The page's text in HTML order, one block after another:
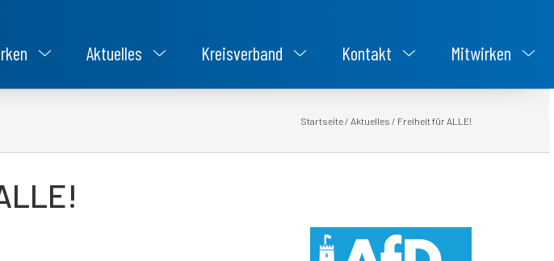
Aktuelles Kreisverband Kontakt Mitwirken
Startseite / Aktuelles / Freiheit für ALLE!